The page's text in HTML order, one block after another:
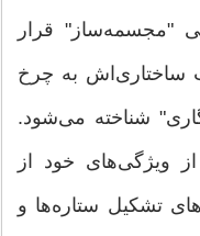
"مجسمه‌ساز" قرار
ساختاری‌اش به چرخ
شناخته می‌شود.
ویژگی‌های خود از
تشکیل ستاره‌ها و